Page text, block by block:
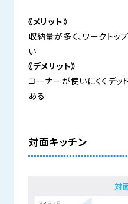
《メリット》
収納量が多く、ワークトッ
い
《デメリット》
コーナーが使いにくくデッ
ある
対面キッチン